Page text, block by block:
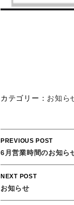
カテゴリー： お知ら
Post
navigation
PREVIOUS POST
6月営業時間のお知ら
NEXT POST
お知らせ